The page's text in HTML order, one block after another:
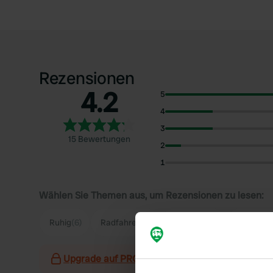
Rezensionen
4.2
15 Bewertungen
5
4
3
2
1
Wählen Sie Themen aus, um Rezensionen zu lesen:
Ruhig Radfahren
Upgrade auf PRO+ zur Verwendung von